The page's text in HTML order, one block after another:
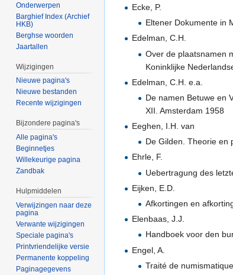
Ecke, P.
Eltener Dokumente in
Edelman, C.H.
Over de plaatsnamen
Koninklijke
Edelman, C.H. e.a.
De namen Betuwe en
XII. Amsterdam 1958
Eeghen, I.H. van
De Gilden. Theorie en
Ehrle, F.
Uebertragung des
Eijken, E.D.
Afkortingen en
Elenbaas, J.J.
Handboek voor den
Engel, A.
Traité de
Onderwerpen
Barghief Index (Archief
HKB)
Berghse woorden
Jaartallen
Wijzigingen
Nieuwe pagina's
Nieuwe bestanden
Recente wijzigingen
Bijzondere pagina's
Alle pagina's
Beginnetjes
Willekeurige pagina
Zandbak
Hulpmiddelen
Verwijzingen naar deze
pagina
Verwante wijzigingen
Speciale pagina's
Printvriendelijke versie
Permanente koppeling
Paginagegevens